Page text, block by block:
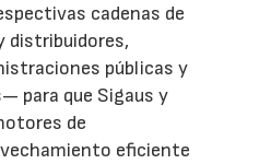
cadenas de
distribuidores,
públicas y
para que Sigaus y
de
eficiente